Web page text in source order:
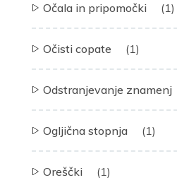
Očala in pripomočki (1)
Očisti copate (1)
Odstranjevanje znamenj
Ogljična stopnja (1)
Oreščki (1)